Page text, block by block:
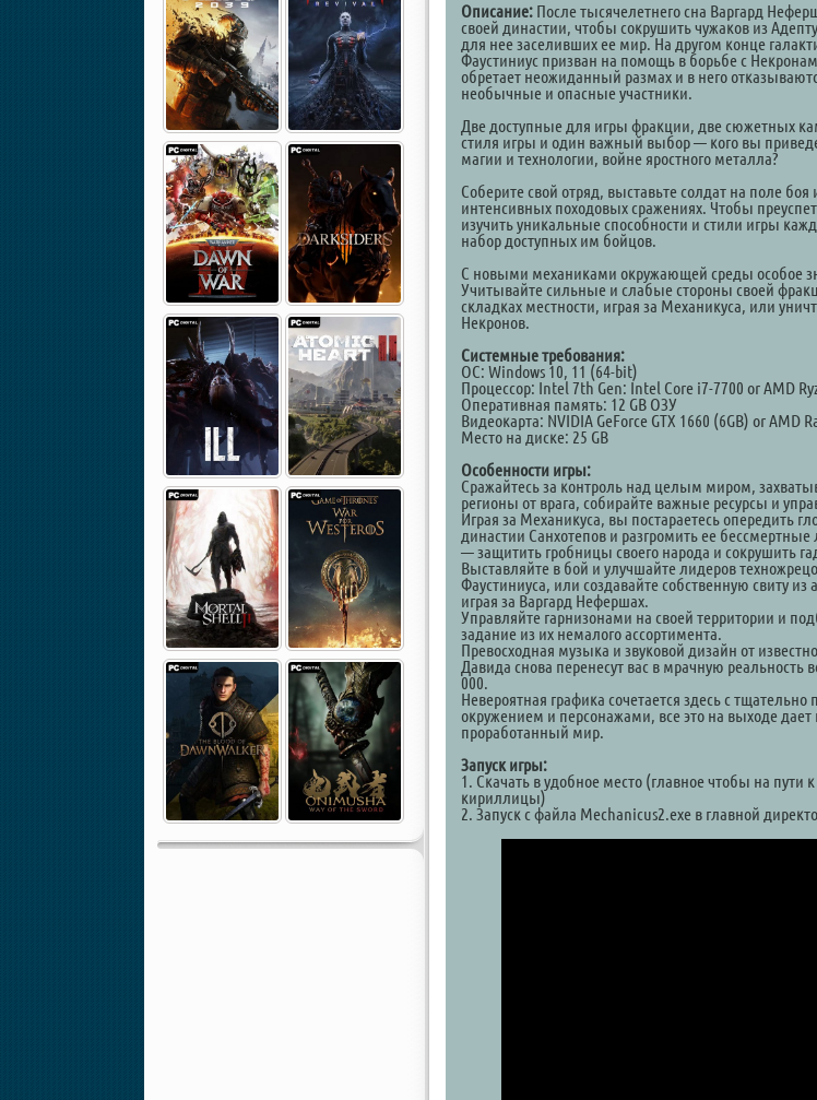
Описание: После тысячелетнего сна Варгард
своей династии, чтобы сокрушить чужаков из
для нее заселивших ее мир. На другом конце
Фаустиниус призван на помощь в борьбе с
обретает неожиданный размах и в него
необычные и опасные участники.
Две доступные для игры фракции, две сюжетных
стиля игры и один важный выбор — кого вы
магии и технологии, войне яростного металла?
Соберите свой отряд, выставьте солдат на поле боя
интенсивных походовых сражениях. Чтобы
изучить уникальные способности и стили игры
набор доступных им бойцов.
С новыми механиками окружающей среды особое
Учитывайте сильные и слабые стороны своей
складках местности, играя за Механикуса, или
Некронов.
Системные требования:
ОС: Windows 10, 11 (64-bit)
Процессор: Intel 7th Gen: Intel Core i7-7700 or AMD
Оперативная память: 12 GB ОЗУ
Видеокарта: NVIDIA GeForce GTX 1660 (6GB) or AMD
Место на диске: 25 GB
Особенности игры:
Сражайтесь за контроль над целым миром,
регионы от врага, собирайте важные ресурсы и
Играя за Механикуса, вы постараетесь опередить
династии Санхотепов и разгромить ее
— защитить гробницы своего народа и сокрушить
Выставляйте в бой и улучшайте лидеров
Фаустиниуса, или создавайте собственную свиту из
играя за Варгард Нефершах.
Управляйте гарнизонами на своей территории и
задание из их немалого ассортимента.
Превосходная музыка и звуковой дизайн от
Давида снова перенесут вас в мрачную реальность
000.
Невероятная графика сочетается здесь с
окружением и персонажами, все это на выходе
проработанный мир.
Запуск игры:
1. Скачать в удобное место (главное чтобы на пути
кириллицы)
2. Запуск с файла Mechanicus2.exe в главной